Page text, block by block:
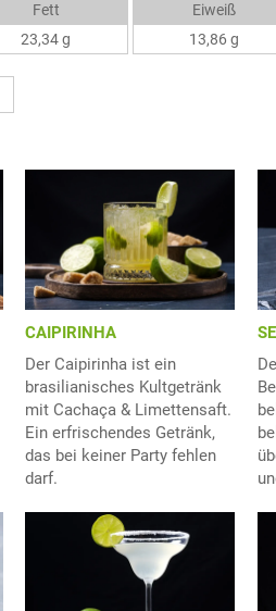
Fett
23,34 g
Eiweiß
13,86 g
CAIPIRINHA
Der Caipirinha ist ein
brasilianisches Kultgetränk
mit Cachaça & Limettensaft.
Ein erfrischendes Getränk,
das bei keiner Party fehlen
darf.